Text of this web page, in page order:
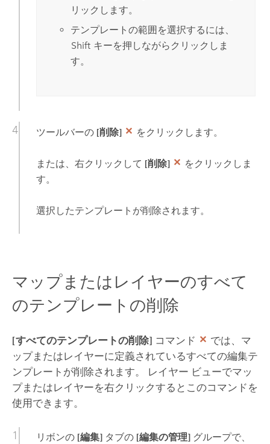
リックします。
テンプレートの範囲を選択するには、
Shift キーを押しながらクリックしま
す。
ツールバーの [削除] をクリックします。
または、右クリックして [削除]
をクリックしま
す。
選択したテンプレートが削除されます。
マップまたはレイヤーのすべて
のテンプレートの削除
[すべてのテンプレートの削除] コマンド
では、マ
ップまたはレイヤーに定義されているすべての編集テ
ンプレートが削除されます。 レイヤー ビューでマッ
プまたはレイヤーを右クリックするとこのコマンドを
使用できます。
リボンの [編集]タブの [編集の管理]グループで、